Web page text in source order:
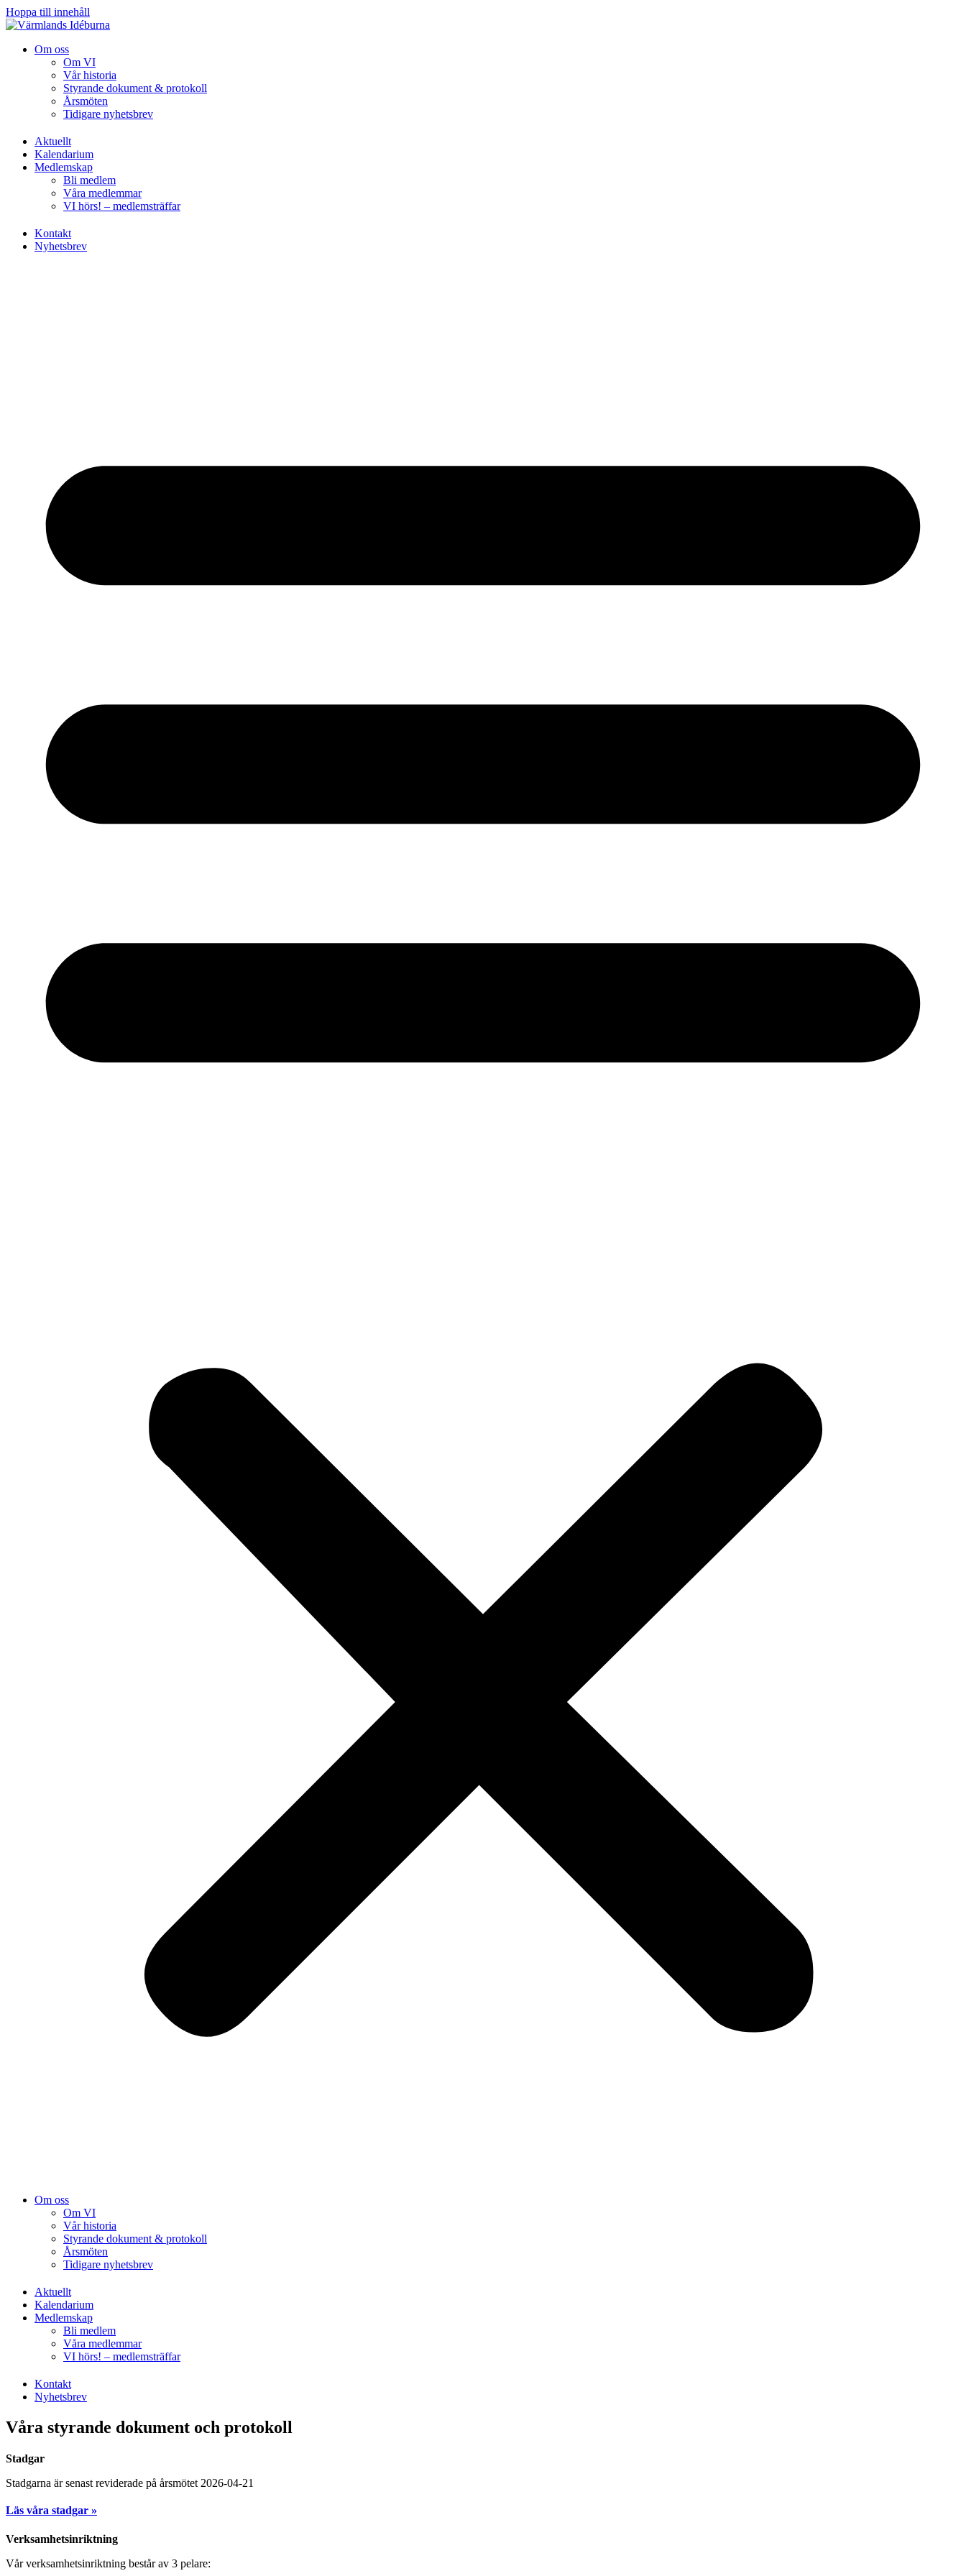
Hoppa till innehåll
Om oss
Om VI
Vår historia
Styrande dokument & protokoll
Årsmöten
Tidigare nyhetsbrev
Aktuellt
Kalendarium
Medlemskap
Bli medlem
Våra medlemmar
VI hörs! – medlemsträffar
Kontakt
Nyhetsbrev
Om oss
Om VI
Vår historia
Styrande dokument & protokoll
Årsmöten
Tidigare nyhetsbrev
Aktuellt
Kalendarium
Medlemskap
Bli medlem
Våra medlemmar
VI hörs! – medlemsträffar
Kontakt
Nyhetsbrev
Våra styrande dokument och protokoll
Stadgar
Stadgarna är senast reviderade på årsmötet 2026-04-21
Läs våra stadgar »
Verksamhetsinriktning
Vår verksamhetsinriktning består av 3 pelare: